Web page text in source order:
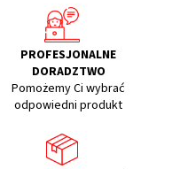
PROFESJONALNE
DORADZTWO
Pomożemy Ci wybrać
odpowiedni produkt